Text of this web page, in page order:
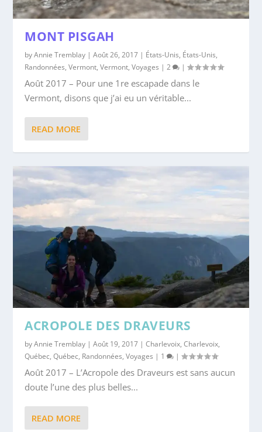
MONT PISGAH
byAnnie Tremblay |Août 26, 2017 | États-Unis, États-Unis,
Randonnées,Vermont,Vermont,Voyages |2 |
Août 2017 – Pour une 1re escapade dans le
Vermont, disons que j’ai eu un véritable...
READ MORE
ACROPOLE DES DRAVEURS
byAnnie Tremblay |Août 19, 2017 |Charlevoix,Charlevoix,
Québec,Québec, Randonnées,Voyages | 1 |
Août 2017 – L’Acropole des Draveurs est sans aucun
doute l’une des plus belles...
READ MORE